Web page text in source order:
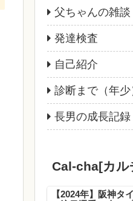
父ちゃんの雑談
発達検査
自己紹介
診断まで（年少
長男の成長記録
Cal-cha[カル
【2024年】阪神タ